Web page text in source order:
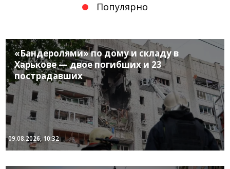
Популярно
«Бандеролями» по дому и складу в
Харькове — двое погибших и 23
пострадавших
09.08.2026, 10:32